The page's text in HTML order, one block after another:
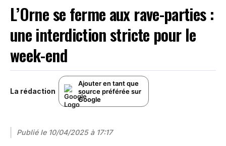
L’Orne se ferme aux rave-parties :
une interdiction stricte pour le
week-end
La rédaction
Ajouter en tant que
source préférée sur
Google
Publié le 10/04/2025 à 17:17